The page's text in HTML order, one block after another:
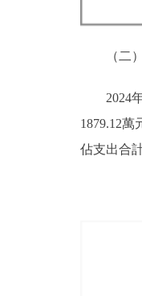
（二
2024
1879.12
佔支出合